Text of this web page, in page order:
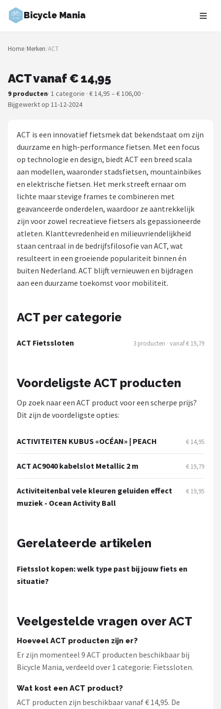
Bicycle Mania
Zoeken
NAVIGATIE
Merken
Fietsroutes
Kinderfietsen
Stadsfietsen
Elektrische fietsen
Shop
POPULAIRE MERKEN
Volare
New Looxs
BBB Cycling
Schwalbe
Voltano
Shimano
Alle merken →
Home/Merken/ACT
ACT vanaf € 14,95
9 producten· 1 categorie · € 14,95 – € 106,00 ·
Bijgewerkt op 11-12-2024
ACT is een innovatief fietsmek dat bekendstaat om zijn
duurzame en high-performance fietsen. Met een focus
op technologie en design, biedt ACT een breed scala
aan modellen, waaronder stadsfietsen, mountainbikes
en elektrische fietsen. Het merk streeft ernaar om
lichte maar stevige frames te combineren met
geavanceerde onderdelen, waardoor ze aantrekkelijk
zijn voor zowel recreatieve fietsers als gepassioneerde
atleten. Klanttevredenheid en milieuvriendelijkheid
staan centraal in de bedrijfsfilosofie van ACT, wat
resulteert in een groeiende populariteit binnen én
buiten Nederland. ACT blijft vernieuwen en bijdragen
aan een duurzame toekomst voor mobiliteit.
ACT per categorie
ACT Fietssloten 3 producten · vanaf € 19,79
Voordeligste ACT producten
Op zoek naar een ACT product voor een scherpe prijs?
Dit zijn de voordeligste opties:
ACTIVITEITEN KUBUS «OCÉAN» | PEACH € 14,95
ACT AC9040 kabelslot Metallic 2 m € 19,79
Activiteitenbal vele kleuren geluiden effect
muziek - Ocean Activity Ball
€ 19,95
Gerelateerde artikelen
Fietsslot kopen: welk type past bij jouw fiets en
situatie?
Veelgestelde vragen over ACT
Hoeveel ACT producten zijn er?
Er zijn momenteel 9 ACT producten beschikbaar bij
Bicycle Mania, verdeeld over 1 categorie: Fietssloten.
Wat kost een ACT product?
ACT producten zijn beschikbaar vanaf € 14,95. De